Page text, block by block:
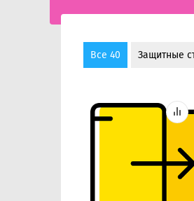
Все 40 Защитные